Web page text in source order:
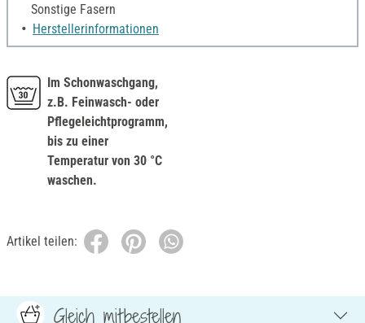
Sonstige Fasern
Herstellerinformationen
Im Schonwaschgang,
z.B. Feinwasch- oder
Pflegeleichtprogramm,
bis zu einer
Temperatur von 30 °C
waschen.
Artikel teilen:
Gleich mitbestellen